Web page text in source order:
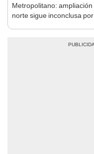
Metropolitano: ampliación
norte sigue inconclusa por